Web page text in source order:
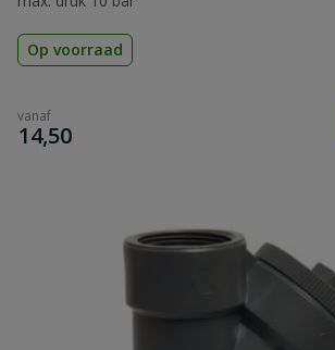
Op voorraad
vanaf
€
14,50